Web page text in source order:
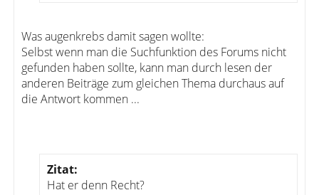
Was augenkrebs damit sagen wollte:
Selbst wenn man die Suchfunktion des Forums nicht
gefunden haben sollte, kann man durch lesen der
anderen Beiträge zum gleichen Thema durchaus auf
die Antwort kommen ...
Zitat:
Hat er denn Recht?